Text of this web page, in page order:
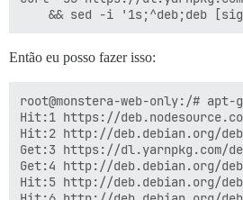
Então eu posso fazer isso:
root@monstera-web-only:/# apt-
Hit:1 https://
Hit:2 http://deb.debian.org/
Get:3 https://dl.yarnpkg.com/
Get:4 http://deb.debian.org/
Hit:5 http://deb.debian.org/